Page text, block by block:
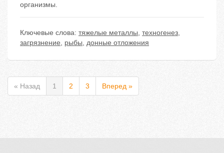
организмы.
Ключевые слова: тяжелые металлы, техногенез,
загрязнение, рыбы, донные отложения
« Назад 1 2 3 Вперед »